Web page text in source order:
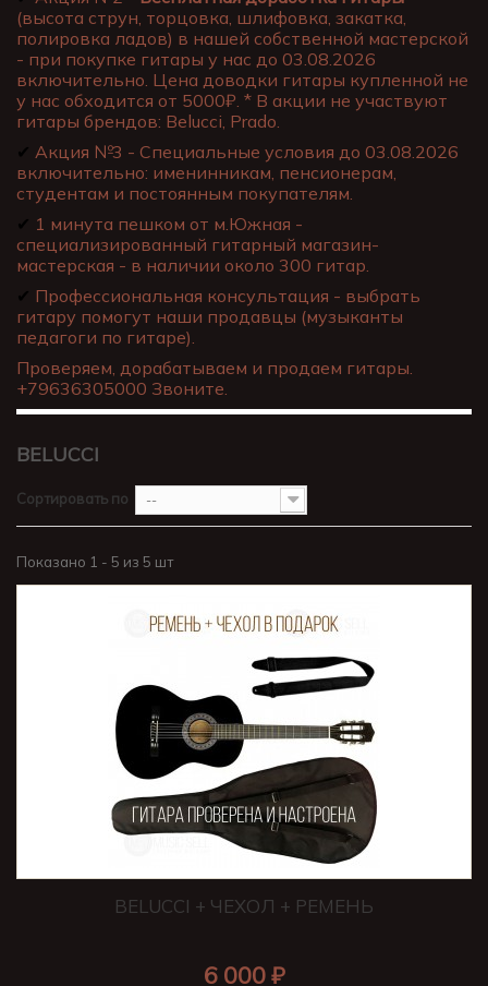
(высота струн, торцовка, шлифовка, закатка,
полировка ладов) в нашей собственной мастерской
- при покупке гитары у нас до 03.08.2026
включительно. Цена доводки гитары купленной не
у нас обходится от 5000₽. * В акции не участвуют
гитары брендов: Belucci, Prado.
✔ Акция №3 - Специальные условия до 03.08.2026
включительно: именинникам, пенсионерам,
студентам и постоянным покупателям.
✔ 1 минута пешком от м.Южная -
специализированный гитарный магазин-
мастерская - в наличии около 300 гитар.
✔ Профессиональная консультация - выбрать
гитару помогут наши продавцы (музыканты
педагоги по гитаре).
Проверяем, дорабатываем и продаем гитары.
+79636305000 Звоните.
BELUCCI
Сортировать по --
Показано 1 - 5 из 5 шт
BELUCCI + ЧЕХОЛ + РЕМЕНЬ
6 000 ₽